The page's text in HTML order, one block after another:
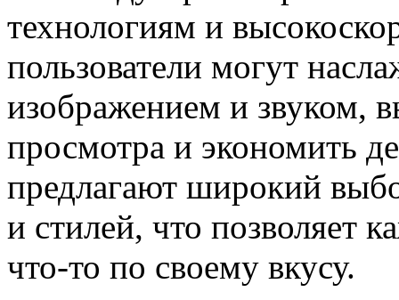
технологиям и
пользователи могут
изображением и звуком,
просмотра и экономить
предлагают широкий
и стилей, что позволяет
что-то по своему вкусу.